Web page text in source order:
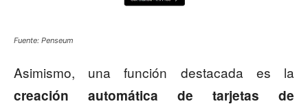
Fuente: Penseum
Asimismo, una función destacada es la
creación automática de tarjetas de